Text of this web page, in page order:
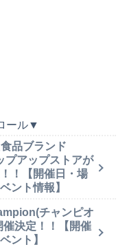
ール▼
品ブランド
プアップストアが
！【開催日・場
ント情報】
チャンピオ
催決定！！【開催
ント】